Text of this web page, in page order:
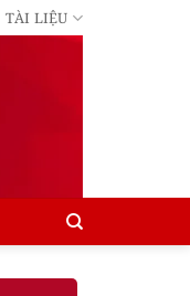
TÀI LIỆU